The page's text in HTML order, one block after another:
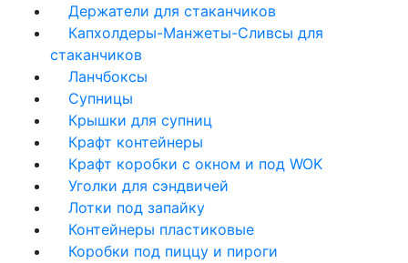
Держатели для стаканчиков
Капхолдеры-Манжеты-Сливсы для
стаканчиков
Ланчбоксы
Супницы
Крышки для супниц
Крафт контейнеры
Крафт коробки с окном и под WOK
Уголки для сэндвичей
Лотки под запайку
Контейнеры пластиковые
Коробки под пиццу и пироги